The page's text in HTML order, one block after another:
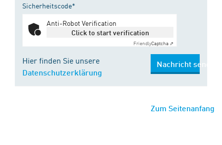
Sicherheitscode*
Anti-Robot Verification
Click to start verification
FriendlyCaptcha ⇗
Hier finden Sie unsere
Datenschutzerklärung
Nachricht senden
Zum Seitenanfang